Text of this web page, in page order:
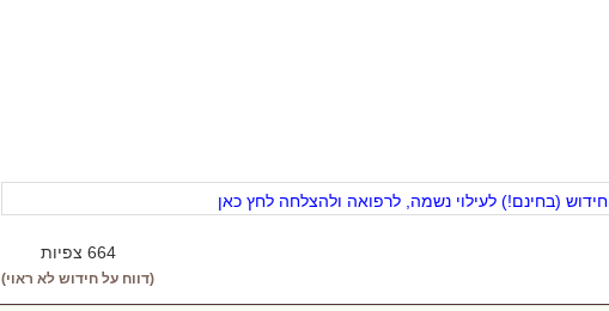
(בחינם!) לעילוי נשמה, לרפואה ולהצלחה לחץ כאן
664 צפיות
(דווח על חידוש לא ראוי)